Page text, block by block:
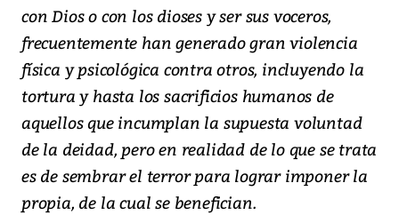
con Dios o con los dioses y ser sus voceros,
frecuentemente han generado gran violencia
física y psicológica contra otros, incluyendo la
tortura y hasta los sacrificios humanos de
aquellos que incumplan la supuesta voluntad
de la deidad, pero en realidad de lo que se trata
es de sembrar el terror para lograr imponer la
propia, de la cual se benefician.